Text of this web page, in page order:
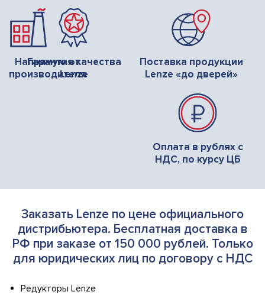
Напрямую от
производителя
Гарантия качества
Lenze
Поставка продукции
Lenze «до дверей»
Оплата в рублях с
НДС, по курсу ЦБ
Заказать Lenze по цене официального
дистрибьютера. Бесплатная доставка в
РФ при заказе от 150 000 рублей. Только
для юридических лиц по договору с НДС
Редукторы Lenze